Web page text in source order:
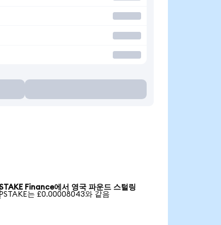
Finance에서 영국 파운드 스털링
는 £0.00008043와 같음